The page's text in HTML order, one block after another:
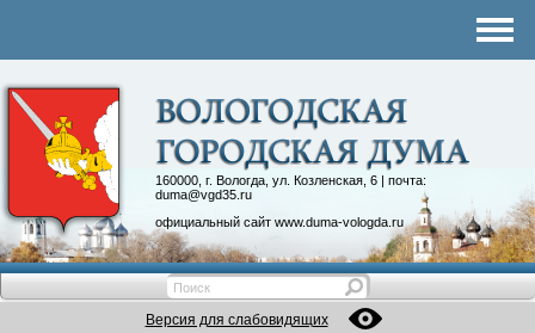
160000, г. Вологда, ул. Козленская, 6 | почта:
duma@vgd35.ru
официальный сайт www.duma-vologda.ru
Контакты
Депутатские объединения
Версия для слабовидящих